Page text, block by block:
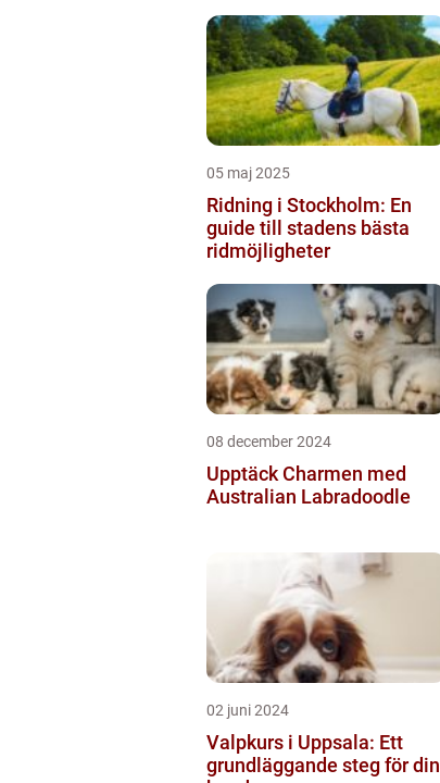
05 maj 2025
Ridning i Stockholm: En
guide till stadens bästa
ridmöjligheter
08 december 2024
Upptäck Charmen med
Australian Labradoodle
02 juni 2024
Valpkurs i Uppsala: Ett
grundläggande steg för din